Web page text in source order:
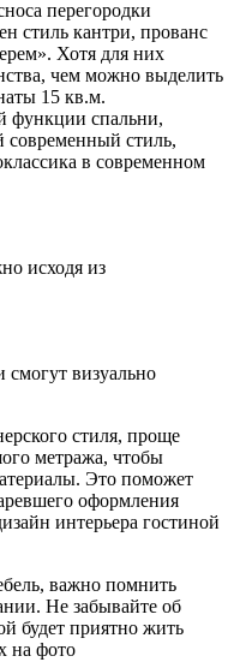
перегородки
стиль кантри, прованс
Хотя для них
чем можно выделить
15 кв.м.
функции спальни,
стиль,
в современном
исходя из
смогут визуально
стиля, проще
метража, чтобы
Это поможет
оформления
интерьера гостиной
важно помнить
Не забывайте об
будет приятно жить
на фото